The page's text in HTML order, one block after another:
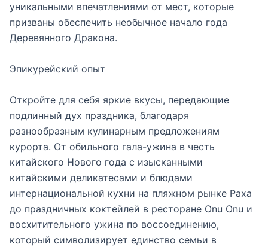
уникальными впечатлениями от мест, которые
призваны обеспечить необычное начало года
Деревянного Дракона.
Эпикурейский опыт
Откройте для себя яркие вкусы, передающие
подлинный дух праздника, благодаря
разнообразным кулинарным предложениям
курорта. От обильного гала-ужина в честь
китайского Нового года с изысканными
китайскими деликатесами и блюдами
интернациональной кухни на пляжном рынке Раха
до праздничных коктейлей в ресторане Onu Onu и
восхитительного ужина по воссоединению,
который символизирует единство семьи в